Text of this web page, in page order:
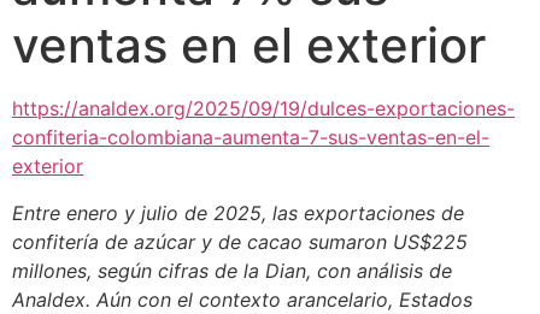
ventas en el exterior
https://analdex.org/2025/09/19/dulces-exportaciones-
confiteria-colombiana-aumenta-7-sus-ventas-en-el-
exterior
Entre enero y julio de 2025, las exportaciones de
confitería de azúcar y de cacao sumaron US$225
millones, según cifras de la Dian, con análisis de
Analdex. Aún con el contexto arancelario, Estados